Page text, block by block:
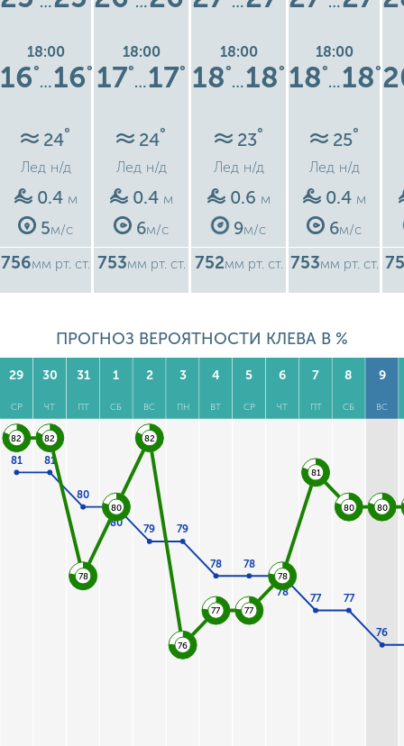
18:00
16°
…16°
24°
Лед н/д
0.4 м
5м/с
756мм рт. ст.
18:00
17°
…17°
24°
Лед н/д
0.4 м
6м/с
753мм рт. ст.
18:00
18°
…18°
23°
Лед н/д
0.6 м
9м/с
752мм рт. ст.
18:00
18°
…18°
25°
Лед н/д
0.4 м
6м/с
753мм рт. ст.
ПРОГНОЗ ВЕРОЯТНОСТИ КЛЕВА В %
29
СР
30
ЧТ
31
ПТ
1
СБ
2
ВС
3
ПН
4
ВТ
5
СР
6
ЧТ
7
ПТ
8
СБ
9
ВС
81 81
80
80
79 79
78 78
78
77 77
76
82 82
78
80
82
76
77 77
78
81
80 80